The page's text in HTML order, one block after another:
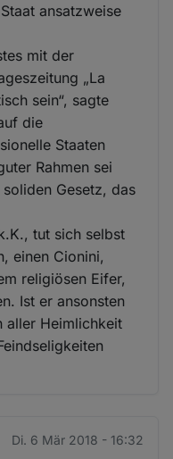
ansatzweise
mit der
„La
sein“, sagte
die
Staaten
Rahmen sei
Gesetz, das
tut sich selbst
einen Cionini,
religiösen Eifer,
Ist er ansonsten
aller Heimlichkeit
Di. 6 Mär 2018 - 16:32